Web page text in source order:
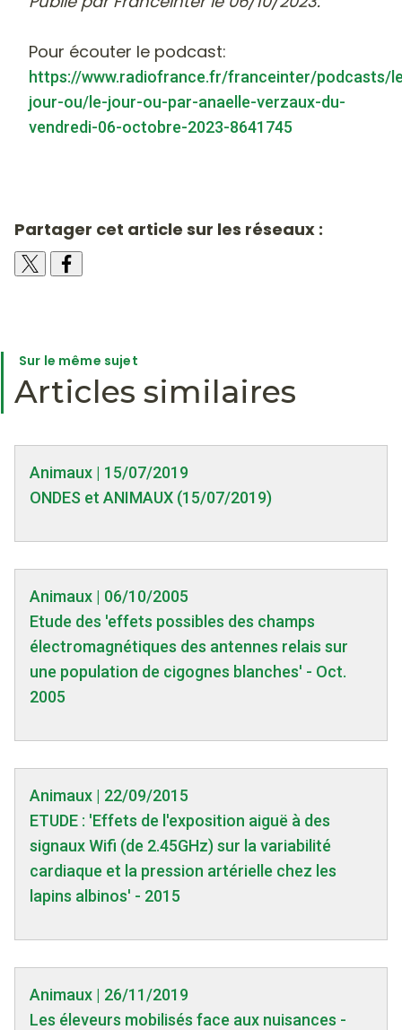
Pour écouter le podcast:
https://www.radiofrance.fr/franceinter/podcasts/
jour-ou/le-jour-ou-par-anaelle-verzaux-du-
vendredi-06-octobre-2023-8641745
Partager cet article sur les réseaux :
Sur le même sujet
Articles similaires
Animaux | 15/07/2019
ONDES et ANIMAUX (15/07/2019)
Animaux | 06/10/2005
Etude des 'effets possibles des champs
électromagnétiques des antennes relais sur
une population de cigognes blanches' - Oct.
2005
Animaux | 22/09/2015
ETUDE : 'Effets de l'exposition aiguë à des
signaux Wifi (de 2.45GHz) sur la variabilité
cardiaque et la pression artérielle chez les
lapins albinos' - 2015
Animaux | 26/11/2019
Les éleveurs mobilisés face aux nuisances -